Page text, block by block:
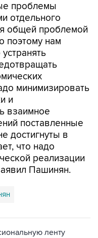
проблемы
отдельного
общей проблемой
поэтому нам
минимизировать
и
взаимное
поставленные
достигнуты в
что надо
реализации
Пашинян.
ленту